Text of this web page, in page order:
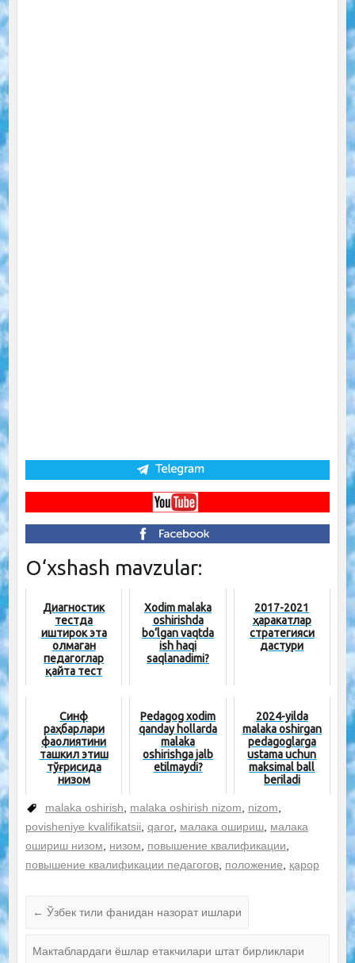
O‘xshash mavzular:
Диагностик
тестда
иштирок эта
олмаган
педагоглар
қайта тест
Xodim malaka
oshirishda
bo‘lgan vaqtda
ish haqi
saqlanadimi?
2017-2021
ҳаракатлар
стратегияси
дастури
Синф
раҳбарлари
фаолиятини
ташкил этиш
тўғрисида
низом
Pedagog xodim
qanday hollarda
malaka
oshirishga jalb
etilmaydi?
2024-yilda
malaka oshirgan
pedagoglarga
ustama uchun
maksimal ball
beriladi
malaka oshirish, malaka oshirish nizom, nizom,
povisheniye kvalifikatsii, qaror, малака ошириш, малака
ошириш низом, низом, повышение квалификации,
повышение квалификации педагогов, положение, қарор
← Ўзбек тили фанидан назорат ишлари
Мактаблардаги ёшлар етакчилари штат бирликлари